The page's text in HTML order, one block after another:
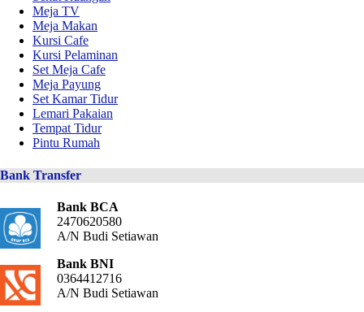
Meja TV
Meja Makan
Kursi Cafe
Kursi Pelaminan
Set Meja Cafe
Meja Payung
Set Kamar Tidur
Lemari Pakaian
Tempat Tidur
Pintu Rumah
Bank Transfer
Bank BCA
2470620580
A/N Budi Setiawan
Bank BNI
0364412716
A/N Budi Setiawan